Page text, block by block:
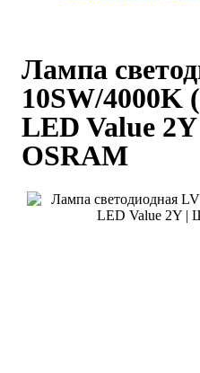
Лампа
10SW/4000K
LED Value
OSRAM